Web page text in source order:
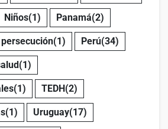
Niños(1) Panamá(2)
persecución(1) Perú(34)
(1)
(1) TEDH(2)
(1) Uruguay(17)